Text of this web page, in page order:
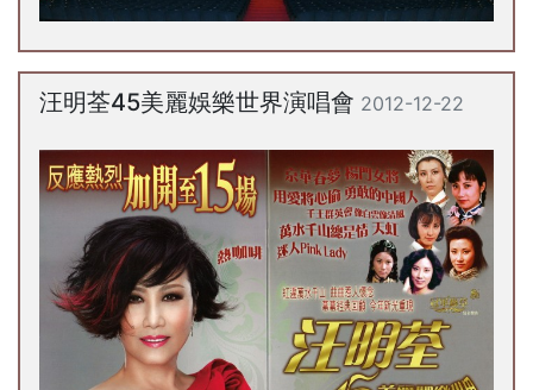
汪明荃45美麗娛樂世界演唱會 2012-12-22